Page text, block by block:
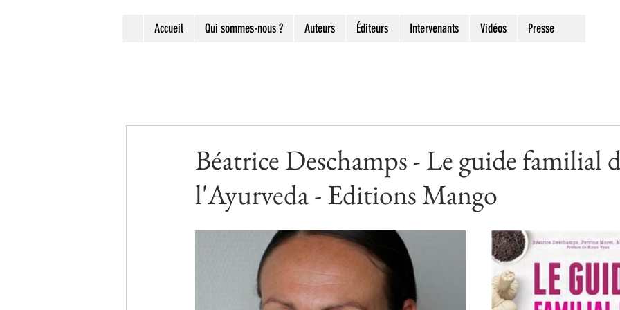
Accueil Qui sommes-nous ? Auteurs Éditeurs Intervenants Vidéos Presse
Béatrice Deschamps - Le guide familial
l'Ayurveda - Editions Mango